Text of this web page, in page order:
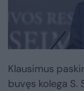
Klausimus
buvęs kolega S.